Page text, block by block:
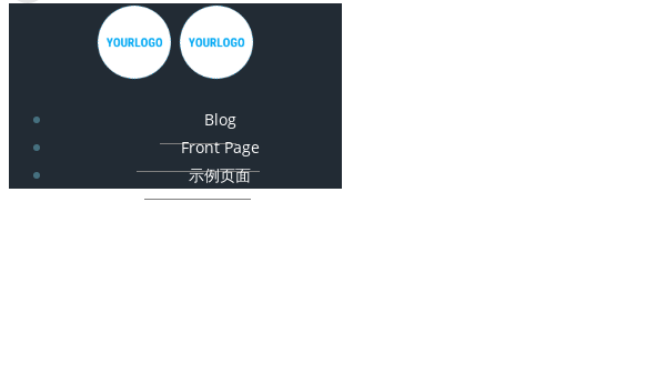
Blog
Front Page
示例页面